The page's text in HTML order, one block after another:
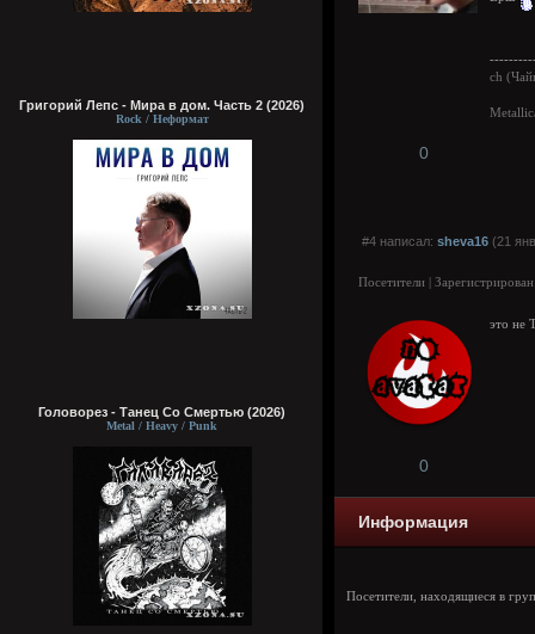
Григорий Лепс - Мира в дом. Часть 2 (2026)
Rock / Неформат
Головорез - Tанец Со Смертью (2026)
Metal / Heavy / Punk
ch
0
#4 написал: sheva16 (21
Посетители |
это не
0
Информация
Посетители, находящиеся в